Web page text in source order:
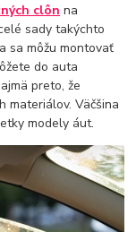
clôn na
sady takýchto
sa môžu montovať
do auta
preto, že
materiálov. Väčšina
modely áut.